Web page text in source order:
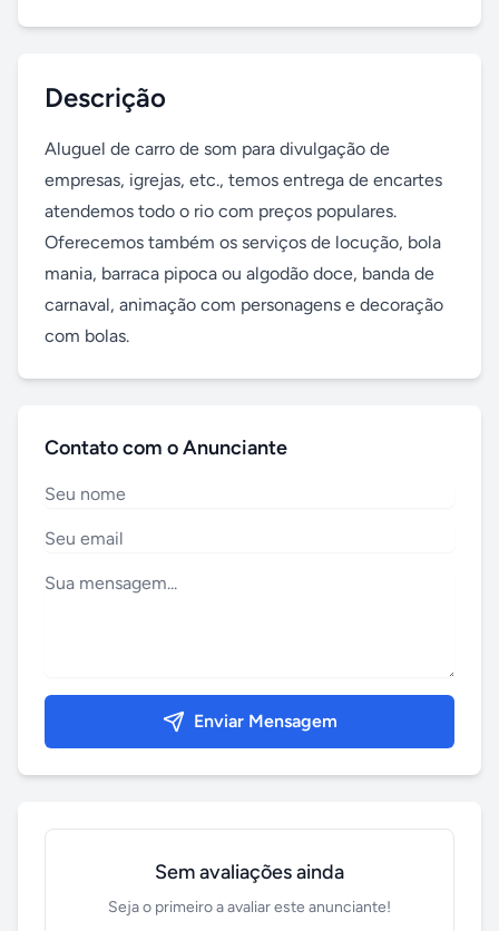
Descrição
Aluguel de carro de som para divulgação de
empresas, igrejas, etc., temos entrega de encartes
atendemos todo o rio com preços populares.
Oferecemos também os serviços de locução, bola
mania, barraca pipoca ou algodão doce, banda de
carnaval, animação com personagens e decoração
com bolas.
Contato com o Anunciante
Enviar Mensagem
Sem avaliações ainda
Seja o primeiro a avaliar este anunciante!